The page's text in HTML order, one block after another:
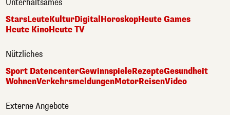
StarsLeuteKulturDigitalHoroskopHeute Games
Heute KinoHeute TV
Nützliches
Sport DatencenterGewinnspieleRezepteGesundheit
WohnenVerkehrsmeldungenMotorReisenVideo
Externe Angebote